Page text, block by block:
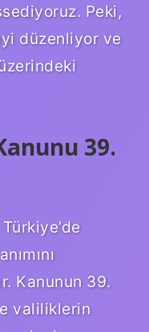
Peki,
düzenliyor ve
39.
Kanunun 39.
valiliklerin